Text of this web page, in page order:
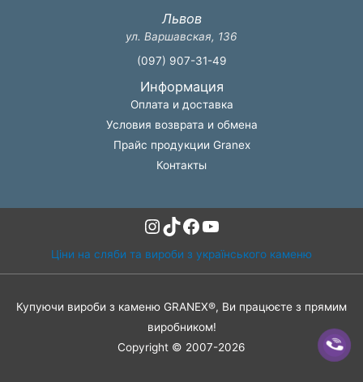
Львов
ул. Варшавская, 136
(097) 907-31-49
Информация
Оплата и доставка
Условия возврата и обмена
Прайс продукции Granex
Контакты
Instagram
TikTok
Facebook
YouTube
Ціни на сляби та вироби з українського каменю
Купуючи вироби з каменю GRANEX®, Ви працюєте з прямим
виробником!
Copyright © 2007-2026